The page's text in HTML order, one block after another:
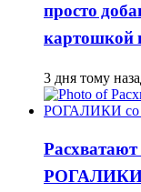
просто
картошкой
3 дня тому
РОГАЛИКИ